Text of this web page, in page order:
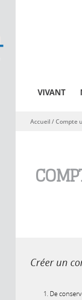
VIVANT
Vous êtes ici
Accueil/Compte
Créer un
De